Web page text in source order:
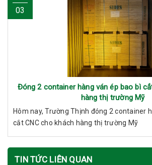
03
Đóng 2 container hàng ván ép bao bì
hàng thị trường Mỹ
Hôm nay, Trường Thịnh đóng 2 container
cắt CNC cho khách hàng thị trường Mỹ
TIN TỨC LIÊN QUAN